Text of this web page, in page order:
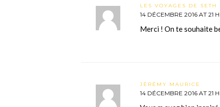
LES VOYAGES DE SETH
14 DÉCEMBRE 2016 AT 21
Merci ! On te souhaite
JÉRÉMY MAURICE
14 DÉCEMBRE 2016 AT 21